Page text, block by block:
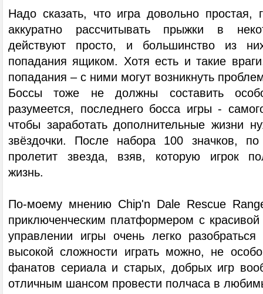
Надо сказать, что игра довольно простая,
аккуратно рассчитывать прыжки в
действуют просто, и большинство из
попадания ящиком. Хотя есть и такие
попадания – с ними могут возникнуть
Боссы тоже не должны составить
разумеется, последнего босса игры -
чтобы заработать дополнительные жизни
звёздочки. После набора 100 значков, по
пролетит звезда, взяв, которую игрок
жизнь.
По-моему мнению Chip'n Dale Rescue
приключенческим платформером с
управлении игры очень легко
высокой сложности играть можно, не
фанатов сериала и старых, добрых игр
отличным шансом провести полчаса в